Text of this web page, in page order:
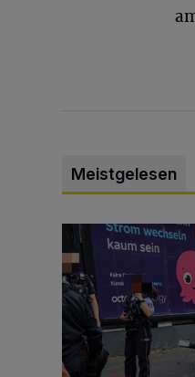
Meistgelesen
Schwerer Unfall